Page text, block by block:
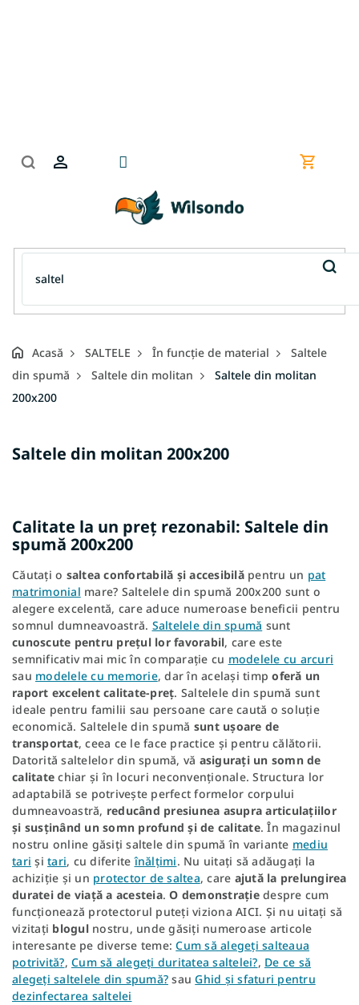
Coş
Acasă SALTELE În funcție de material
Saltele
din spumă
Saltele din molitan
Saltele din molitan
200x200
Saltele din molitan 200x200
Calitate la un preț rezonabil: Saltele din
spumă 200x200
Căutați o saltea confortabilă și accesibilăpentru un pat
matrimonial mare? Saltelele din spumă 200x200 sunt o
alegere excelentă, care aduce numeroase beneficii pentru
somnul dumneavoastră. Saltelele din spumă sunt
cunoscute pentru prețul lor favorabil, care este
semnificativ mai mic în comparație cu modelele cu arcuri
sau modelele cu memorie, dar în același timpoferă un
raport excelent calitate-preț. Saltelele din spumă sunt
ideale pentru familii sau persoane care caută o soluție
economică. Saltelele din spumă sunt ușoare de
transportat, ceea ce le face practice și pentru călătorii.
Datorită saltelelor din spumă, vă asigurați un somn de
calitate chiar și în locuri neconvenționale. Structura lor
adaptabilă se potrivește perfect formelor corpului
dumneavoastră, reducând presiunea asupra articulațiilor
și susținând un somn profund și de calitate. În magazinul
nostru online găsiți saltele din spumă în variante mediu
tari și tari, cu diferiteînălțimi. Nu uitați să adăugați la
achiziție și un protector de saltea, care ajută la prelungirea
duratei de viață a acesteia.O demonstrațiedespre cum
funcționează protectorul puteți viziona AICI. Și nu uitați să
vizitați blogulnostru, unde găsiți numeroase articole
interesante pe diverse teme:Cum să alegeți salteaua
potrivită?, Cum să alegeți duritatea saltelei?, De ce să
alegeți saltelele din spumă? sauGhid și sfaturi pentru
dezinfectarea saltelei